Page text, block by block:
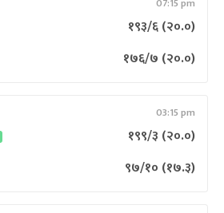
07:15 pm
१९३/६(२०.०)
१७६/७ (२०.०)
03:15 pm
१९९/३ (२०.०)
९७/१० (१७.३)